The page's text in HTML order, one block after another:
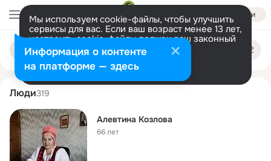
Войти
Мы используем cookie-файлы, чтобы улучшить
сервисы для вас. Если ваш возраст менее 13 лет,
настроить cookie-файлы должен ваш законный
представитель. Больше информации
Разрешить все Настроить
Поиск
людям
alevtina kozlova
Люди319
Алевтина Козлова
66 лет
Информация о контенте
на платформе — здесь